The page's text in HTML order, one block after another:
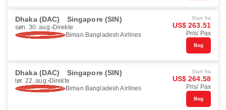
Dhaka (DAC) Singapore (SIN)
søn. 30. aug. Direkte
Biman Bangladesh Airlines
Start fra
US$ 263.51
Pris/ Pax
Bog
Dhaka (DAC) Singapore (SIN)
lør. 22. aug. Direkte
Biman Bangladesh Airlines
Start fra
US$ 264.58
Pris/ Pax
Bog